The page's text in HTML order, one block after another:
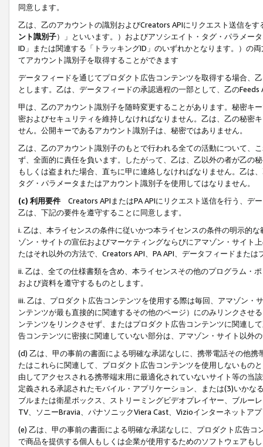
同意します。
乙は、乙のアカウントの識別およびCreators APIにリクエスト送信を
ント識別子）」といいます。）およびアソシエイト・タグ・パラメー
ID」または関連する「トラッキングID」のいずれかとなります。）の
てアカウント識別子を取得することができます
データフィードを通じてプロダクト広告コンテンツを取得する場合、
とします。乙は、データフィードの承認過程の一部として、乙の
甲は、乙のアカウント識別子を随時変更することがあります。秘密キ
密およびセキュリティを維持しなければなりません。乙は、乙の秘密
せん。公開キーであるアカウント識別子は、秘密ではありません。
乙は、乙のアカウント識別子のもとで行われる全ての活動について、
ず、全面的に責任を負います。したがって、乙は、乙以外の者が乙の
もしくは盗まれた場合、直ちに甲に連絡しなければなりません。乙は
タグ・パラメータまたはアカウント識別子を使用してはなりません。
(c) 利用要件 Creators APIまたはPA APIにリクエスト送信を行う、デ
乙は、下記の要件を遵守することに同意します。
i. 乙は、本ライセンスの条件に従いかつ本ライセンスの条件の明示的
ゾン・サイトの宣伝およびマーケティングならびにアマゾン・サイト
たはそれ以外の方法で、Creators API、PA API、データフィードまた
ii. 乙は、全ての仕様書類を含め、本ライセンスその他のプログラム・
および資料を遵守するものとします。
iii. 乙は、プロダクト広告コンテンツを使用する際は毎回、アマゾン
ンテンツが最も直接的に関連するその他のページ）にのみリンクさせ
ンテンツをリンクさせず、またはプロダクト広告コンテンツに関連し
告コンテンツに密接に関連していない部分は、アマゾン・サイト以外
(d) 乙は、甲の事前の書面による明確な承諾なしに、携帯電話その他
たはこれらに関連して、プロダクト広告コンテンツを使用しないもの
由してアクセスされる携帯端末用に最適化されていないサイト等の当
定義される承認されたモバイル・アプリケーション、または(3)いか
ブルまたは衛星ボックス、ストリーミングビデオプレイヤー、ブルー
TV、ソニーBravia、パナソニックViera Cast、Vizioインターネットア
(e) 乙は、甲の事前の書面による明確な承諾なしに、プロダクト広告
で商品を提供する個人もしくは企業が使用するためのソフトウェアも